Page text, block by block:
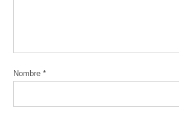
Nombre*